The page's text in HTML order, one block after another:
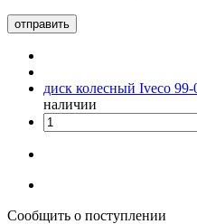
отправить
диск колесный Iveco
наличии
Сообщить о поступлении